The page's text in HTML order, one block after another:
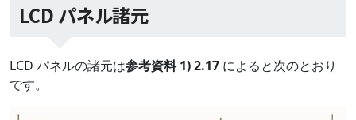
LCD パネル諸元
LCD パネルの諸元は参考資料 1) 2.17 によると次のとおり
です。